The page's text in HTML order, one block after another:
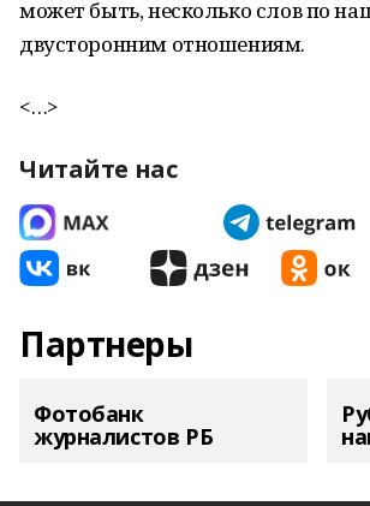
может быть, несколько слов по
двусторонним отношениям.
<…>
Читайте нас
Партнеры
Фотобанк
журналистов РБ